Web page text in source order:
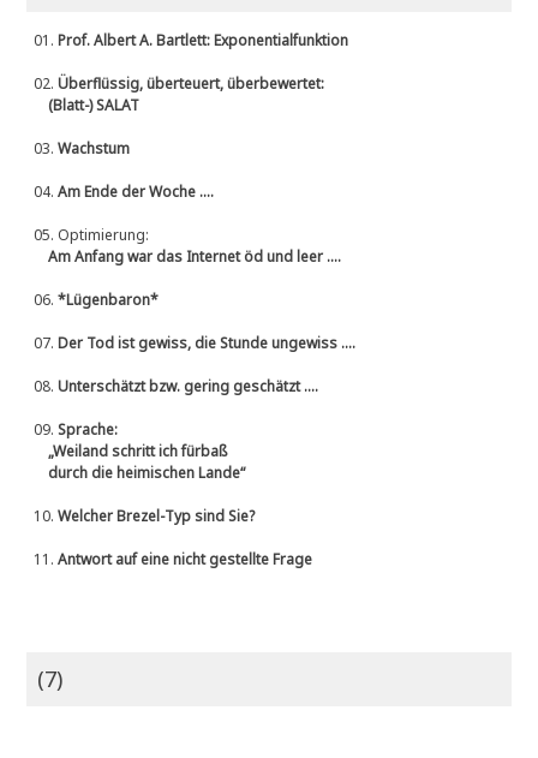
01.Prof. Albert A. Bartlett: Exponentialfunktion
02.Überflüssig, überteuert, überbewertet:
(Blatt-) SALAT
03.Wachstum
04.Am Ende der Woche ....
05. Optimierung:
Am Anfang war das Internet öd und leer ....
06.*Lügenbaron*
07.Der Tod ist gewiss, die Stunde ungewiss ....
08.Unterschätzt bzw. gering geschätzt ....
09.Sprache:
„Weiland schritt ich fürbaß
durch die heimischen Lande“
10.Welcher Brezel-Typ sind Sie?
11.Antwort auf eine nicht gestellte Frage
(7)